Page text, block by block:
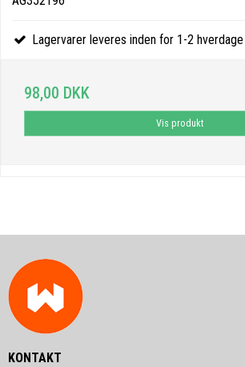
Lagervarer leveres inden for 1-2 hverdage
98,00 DKK
Vis produkt
KONTAKT